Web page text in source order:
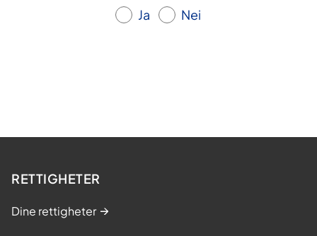
Ja Nei
RETTIGHETER
Dine rettigheter